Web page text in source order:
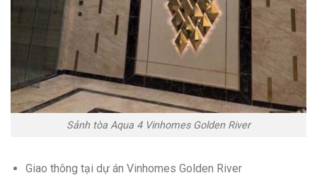
Sảnh tòa Aqua 4 Vinhomes Golden River
Giao thông tại dự án Vinhomes Golden River